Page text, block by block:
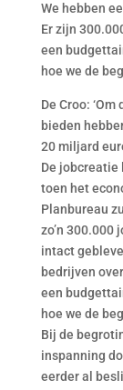
We hebben
Er zijn
een
hoe we de
De Croo:
bieden
20 miljard
De jobcreatie
toen het
Planbureau
zo’n 300.000
intact
bedrijven
een
hoe we de
Bij de
inspanning
eerder al